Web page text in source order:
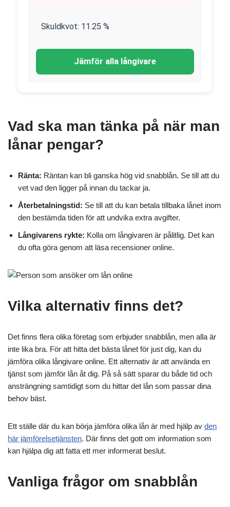
Skuldkvot: 11.25 %
Jämför alla långivare
Vad ska man tänka på när man
lånar pengar?
Ränta: Räntan kan bli ganska hög vid snabblån. Se till att du
vet vad den ligger på innan du tackar ja.
Återbetalningstid: Se till att du kan betala tillbaka lånet inom
den bestämda tiden för att undvika extra avgifter.
Långivarens rykte: Kolla om långivaren är pålitlig. Det kan
du ofta göra genom att läsa recensioner online.
Vilka alternativ finns det?
Det finns flera olika företag som erbjuder snabblån, men alla är
inte lika bra. För att hitta det bästa lånet för just dig, kan du
jämföra olika långivare online. Ett alternativ är att använda en
tjänst som jämför lån åt dig. På så sätt sparar du både tid och
ansträngning samtidigt som du hittar det lån som passar dina
behov bäst.
Ett ställe där du kan börja jämföra olika lån är med hjälp av den
här jämförelsetjänsten. Där finns det gott om information som
kan hjälpa dig att fatta ett mer informerat beslut.
Vanliga frågor om snabblån